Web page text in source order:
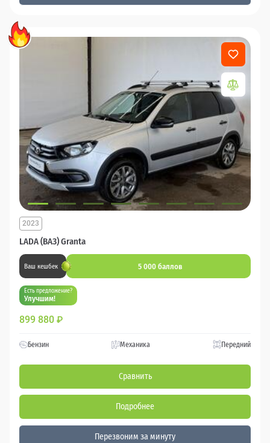
LADA (ВАЗ) Granta
2023
Ваш кешбек 5 000 баллов
Есть предложение?
Улучшим!
899 880 ₽
Бензин Механика Передний
Сравнить
Подробнее
Перезвоним за минуту